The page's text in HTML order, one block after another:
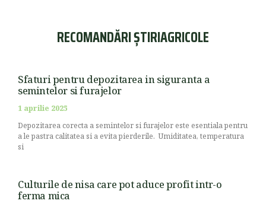
RECOMANDĂRI ȘTIRIAGRICOLE
Sfaturi pentru depozitarea in siguranta a
semintelor si furajelor
1 aprilie 2025
Depozitarea corecta a semintelor si furajelor este esentiala pentru
a le pastra calitatea si a evita pierderile. Umiditatea, temperatura
si
Culturile de nisa care pot aduce profit intr-o
ferma mica